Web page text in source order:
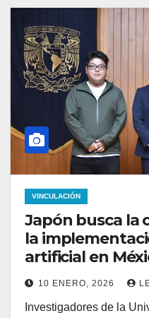
VINCULACIÓN
Japón busca la
la
artificial en
10 ENERO, 2026
Investigadores de la